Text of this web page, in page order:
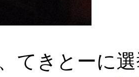
てきとーに